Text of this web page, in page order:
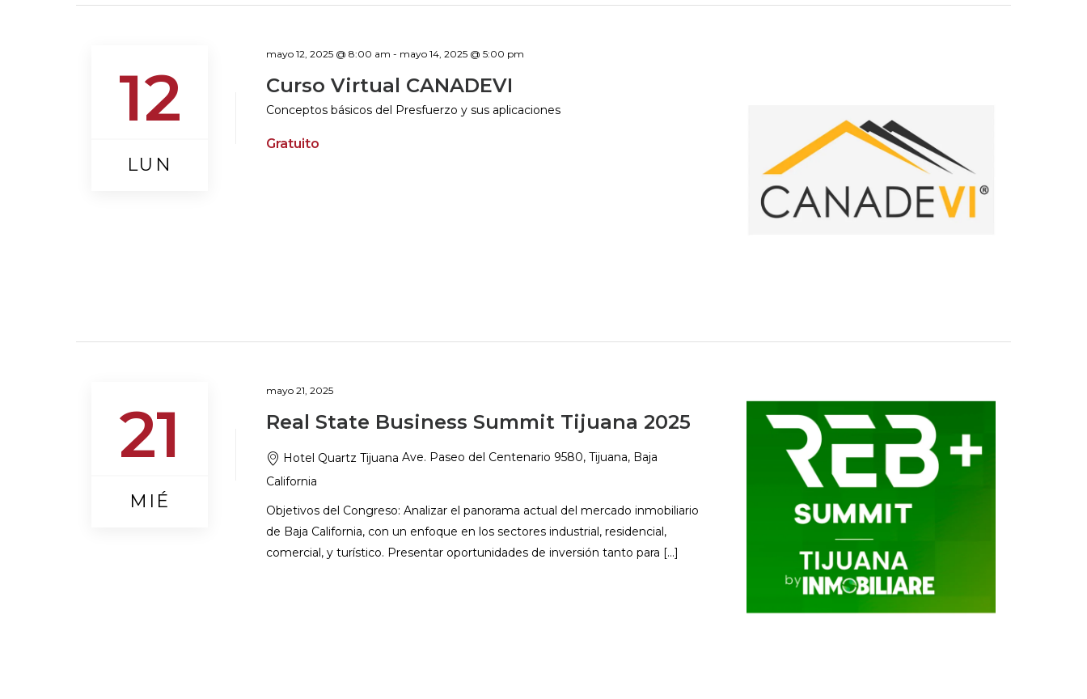
LUN
12 Curso Virtual CANADEVI
mayo 12, 2025 @ 8:00 am - mayo 14, 2025 @ 5:00 pm
Conceptos básicos del Presfuerzo y sus aplicaciones
Gratuito
MIÉ
21 Real State Business Summit Tijuana 2025
mayo 21, 2025
Hotel Quartz Tijuana Ave. Paseo del Centenario 9580, Tijuana, Baja
California
Objetivos del Congreso: Analizar el panorama actual del mercado inmobiliario
de Baja California, con un enfoque en los sectores industrial, residencial,
comercial, y turístico. Presentar oportunidades de inversión tanto para […]